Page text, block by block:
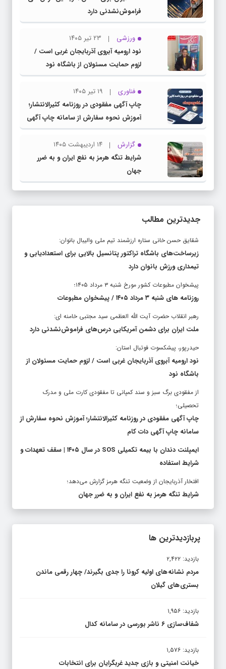
فراموش‌نشدنی دارد
ورزشی
۲۳ تیر ۱۴۰۵
نود ارومیه آبروی آذربایجان غربی است /
لزوم حمایت مسئولان از باشگاه نود
فناوری
۱۹ تیر ۱۴۰۵
چاپ آگهی مفقودی در روزنامه کثیرالانتشار؛
آموزش نحوه سفارش از سامانه چاپ آگهی
دات کام
گزارش
۱۴ اردیبهشت ۱۴۰۵
شرایط تنگه هرمز به نفع ایران و به ضرر
جهان
جدیدترین مطالب
شقایق حسن خانی ستاره ارزشمند تیم ملی والیبال بانوان:
زیرساخت‌های باشگاه تراکتور پتانسیل بالایی برای استعدادیابی و
تیمداری ورزش بانوان دارد
پیشخوان مطبوعات کشور مورخ شنبه ۳ مرداد ۱۴۰۵؛
روزنامه های شنبه ۳ مرداد ۱۴۰۵ / پیشخوان مطبوعات
رهبر انقلاب حضرت آیت الله العظمی سید مجتبی خامنه ای:
ملت ایران برای دشمن آمریکایی درس‌های فراموش‌نشدنی دارد
حیدرپور، پیشکسوت فوتبال استان:
نود ارومیه آبروی آذربایجان غربی است / لزوم حمایت مسئولان از
باشگاه نود
از مفقودی برگ سبز و سند کمپانی تا مفقودی کارت ملی و مدرک
تحصیلی؛
چاپ آگهی مفقودی در روزنامه کثیرالانتشار؛ آموزش نحوه سفارش از
سامانه چاپ آگهی دات کام
ایمپلنت دندان با بیمه تکمیلی SOS در سال ۱۴۰۵ | سقف تعهدات و
شرایط استفاده
افتخار آذربایجان از وضعیت تنگه هرمز گزارش می‌دهد؛
شرایط تنگه هرمز به نفع ایران و به ضرر جهان
پربازدیدترین ها
بازدید: ۲,۴۲۲
مردم نشانه های اولیه کرونا را جدی بگیرند/ چهار رقمی ماندن
بستری های گیلان
بازدید: ۱,۹۵۶
شفاف‌سازی ۶ ناشر بورسی در سامانه کدال
بازدید: ۱,۵۷۶
خیانت امنیتی و بازی جدید غربگرایان برای انتخابات